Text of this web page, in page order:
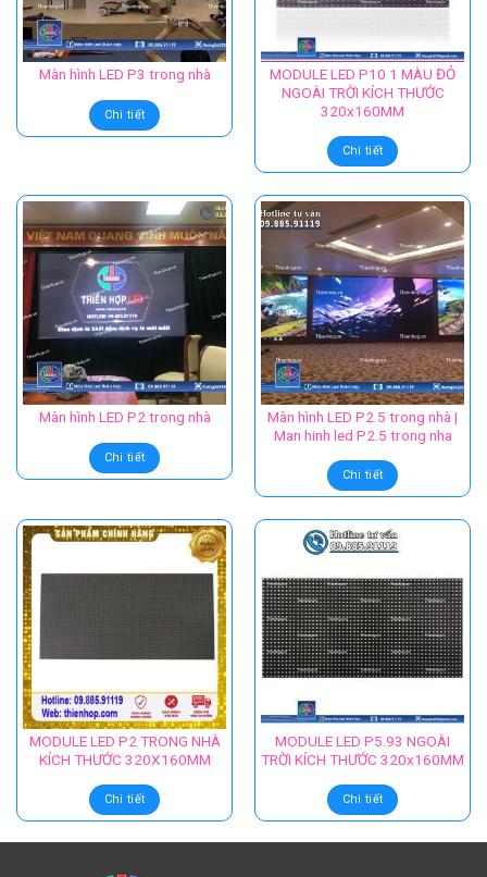
Màn hình LED P3 trong nhà
Chi tiết
MODULE LED P10 1 MÀU ĐỎ
NGOÀI TRỜI KÍCH THƯỚC
320x160MM
Chi tiết
Màn hình LED P2 trong nhà
Chi tiết
Màn hình LED P2.5 trong nhà |
Man hinh led P2.5 trong nha
Chi tiết
MODULE LED P2 TRONG NHÀ
KÍCH THƯỚC 320X160MM
Chi tiết
MODULE LED P5.93 NGOÀI
TRỜI KÍCH THƯỚC 320x160MM
Chi tiết